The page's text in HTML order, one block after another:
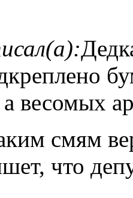
а весомых
смям
что